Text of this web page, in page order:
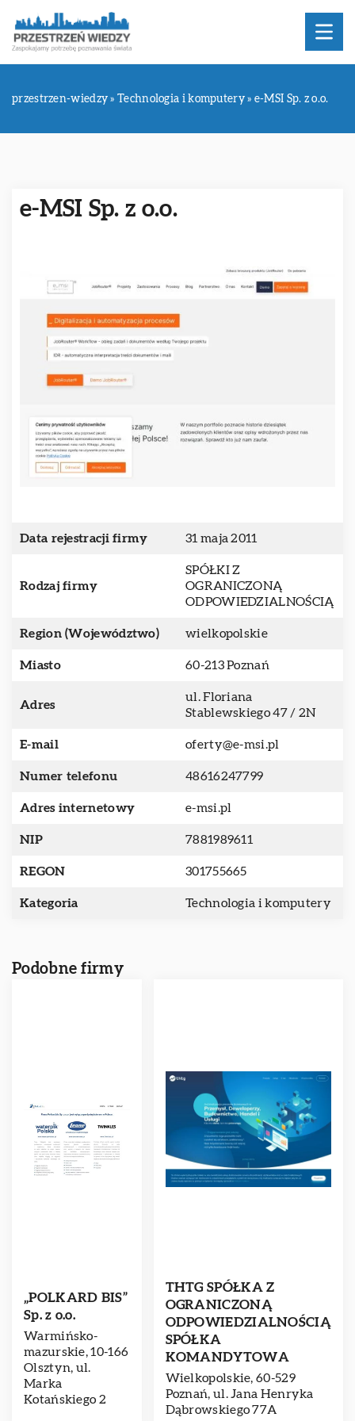
przestrzen-wiedzy »Technologia i komputery» e-MSI Sp. z o.o.
e-MSI Sp. z o.o.
Data rejestracji firmy 31 maja 2011
Rodzaj firmy
SPÓŁKI Z
OGRANICZONĄ
ODPOWIEDZIALNOŚCIĄ
Region (Województwo) wielkopolskie
Miasto 60-213 Poznań
Adres
ul. Floriana
Stablewskiego 47 / 2N
E-mail oferty@e-msi.pl
Numer telefonu 48616247799
Adres internetowy e-msi.pl
NIP 7881989611
REGON 301755665
Kategoria Technologia i komputery
Podobne firmy
„POLKARD BIS”
Sp. z o.o.
Warmińsko-
mazurskie, 10-166
Olsztyn, ul.
Marka
Kotańskiego 2
THTG SPÓŁKA Z
OGRANICZONĄ
ODPOWIEDZIALNOŚCIĄ
SPÓŁKA
KOMANDYTOWA
Wielkopolskie, 60-529
Poznań, ul. Jana Henryka
Dąbrowskiego 77A